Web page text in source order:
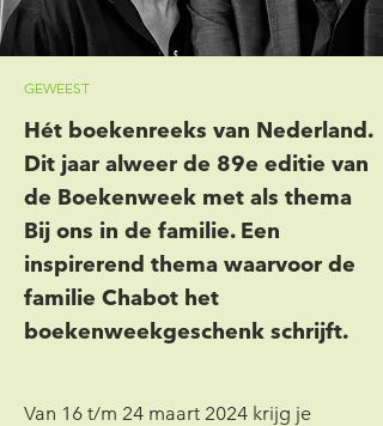
GEWEEST
Hét boekenreeks van Nederland.
Dit jaar alweer de 89e editie van
de Boekenweek met als thema
Bij ons in de familie. Een
inspirerend thema waarvoor de
familie Chabot het
boekenweekgeschenk schrijft.
Van 16 t/m 24 maart 2024 krijg je